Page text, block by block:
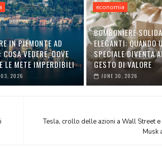
IN PIEMONTE AD
VEDERE, DOVE
LE METE IMPERDIBILI
03, 2026
economia
BOMBONIERE
ELEGANTI: QUANDO
SPECIALE DIVENTA
GESTO DI VALORE
JUNE 30, 2026
Tesla, crollo delle azioni a Wall Street e
Musk